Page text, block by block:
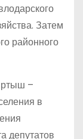
Затем
районного
–
в
депутатов